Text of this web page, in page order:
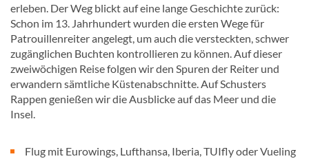
erleben. Der Weg blickt auf eine lange Geschichte zurück:
Schon im 13. Jahrhundert wurden die ersten Wege für
Patrouillenreiter angelegt, um auch die versteckten, schwer
zugänglichen Buchten kontrollieren zu können. Auf dieser
zweiwöchigen Reise folgen wir den Spuren der Reiter und
erwandern sämtliche Küstenabschnitte. Auf Schusters
Rappen genießen wir die Ausblicke auf das Meer und die
Insel.
Flug mit Eurowings, Lufthansa, Iberia, TUIfly oder Vueling